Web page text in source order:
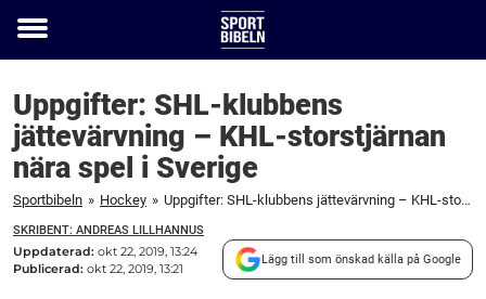
Toggle
Uppgifter: SHL-klubbens
jättevärvning – KHL-storstjärnan
nära spel i Sverige
Sportbibeln » Hockey » Uppgifter: SHL-klubbens jättevärvning – KHL-storstjärnan nära spel i Sverige
SKRIBENT: ANDREAS LILLHANNUS
Uppdaterad: okt 22, 2019, 13:24
Publicerad: okt 22, 2019, 13:21
Lägg till som önskad källa på Google